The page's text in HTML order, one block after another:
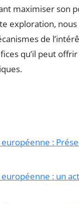
maximiser son
exploration, nous
de
qu’il peut
:
: un